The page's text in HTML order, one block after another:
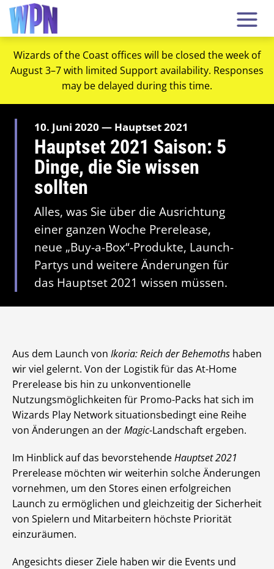
Wizards of the Coast offices will be closed the week of
August 3–7 with limited Support availability. Responses
may be delayed during this time.
10. Juni 2020 — Hauptset 2021
Hauptset 2021 Saison: 5
Dinge, die Sie wissen
sollten
Alles, was Sie über die Ausrichtung
einer ganzen Woche Prerelease,
neue „Buy-a-Box“-Produkte, Launch-
Partys und weitere Änderungen für
das Hauptset 2021 wissen müssen.
Aus dem Launch von Ikoria: Reich der Behemoths haben
wir viel gelernt. Von der Logistik für das At-Home
Prerelease bis hin zu unkonventionelle
Nutzungsmöglichkeiten für Promo-Packs hat sich im
Wizards Play Network situationsbedingt eine Reihe
von Änderungen an derMagic-Landschaft ergeben.
Im Hinblick auf das bevorstehendeHauptset 2021
Prerelease möchten wir weiterhin solche Änderungen
vornehmen, um den Stores einen erfolgreichen
Launch zu ermöglichen und gleichzeitig der Sicherheit
von Spielern und Mitarbeitern höchste Priorität
einzuräumen.
Angesichts dieser Ziele haben wir die Events und